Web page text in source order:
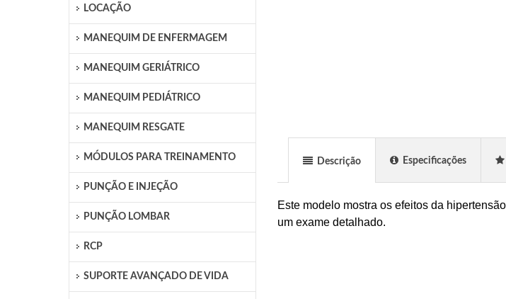
LOCAÇÃO
MANEQUIM DE ENFERMAGEM
MANEQUIM GERIÁTRICO
MANEQUIM PEDIÁTRICO
MANEQUIM RESGATE
MÓDULOS PARA TREINAMENTO
PUNÇÃO E INJEÇÃO
PUNÇÃO LOMBAR
RCP
SUPORTE AVANÇADO DE VIDA
Descrição Especificações
Este modelo mostra os efeitos da
um exame detalhado.